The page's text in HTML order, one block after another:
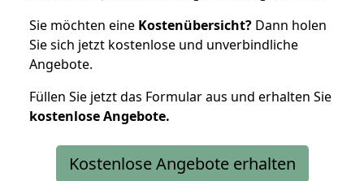
Sie möchten eine Kostenübersicht? Dann holen
Sie sich jetzt kostenlose und unverbindliche
Angebote.
Füllen Sie jetzt das Formular aus und erhalten Sie
kostenloseAngebote.
Kostenlose Angebote erhalten